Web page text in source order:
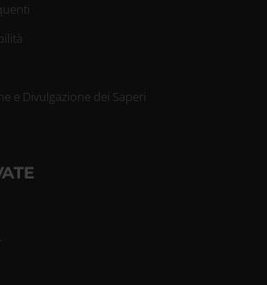
e Divulgazione dei Saperi